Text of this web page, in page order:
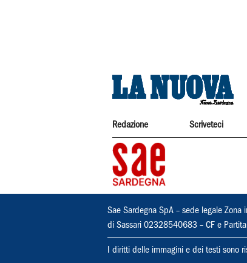
Redazione Scriveteci
Sae Sardegna SpA – sede legale
di Sassari 02328540683 – CF e
I diritti delle immagini e dei testi sono